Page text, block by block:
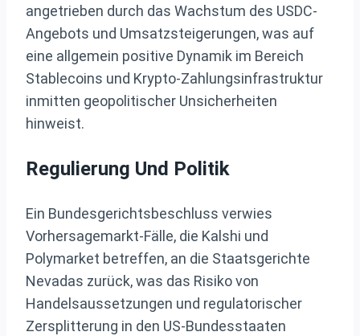
angetrieben durch das Wachstum des USDC-
Angebots und Umsatzsteigerungen, was auf
eine allgemein positive Dynamik im Bereich
Stablecoins und Krypto-Zahlungsinfrastruktur
inmitten geopolitischer Unsicherheiten
hinweist.
Regulierung Und Politik
Ein Bundesgerichtsbeschluss verwies
Vorhersagemarkt-Fälle, die Kalshi und
Polymarket betreffen, an die Staatsgerichte
Nevadas zurück, was das Risiko von
Handelsaussetzungen und regulatorischer
Zersplitterung in den US-Bundesstaaten